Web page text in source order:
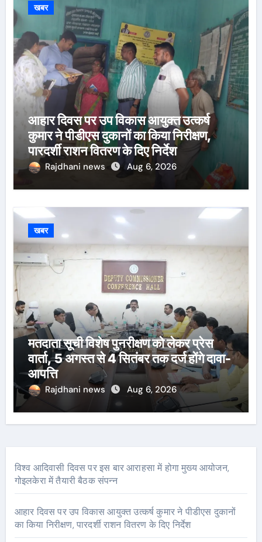
खबर
आहार दिवस पर उप विकास आयुक्त उत्कर्ष
कुमार ने पीडीएस दुकानों का किया निरीक्षण,
पारदर्शी राशन वितरण के दिए निर्देश
Rajdhani news Aug 6, 2026
खबर
मतदाता सूची विशेष पुनरीक्षण को लेकर प्रेस
वार्ता, 5 अगस्त से 4 सितंबर तक दर्ज होंगे दावा-
आपत्ति
Rajdhani news Aug 6, 2026
विश्व आदिवासी दिवस पर इस बार आराहसा में होगा मुख्य आयोजन,
गोइलकेरा में तैयारी बैठक संपन्न
आहार दिवस पर उप विकास आयुक्त उत्कर्ष कुमार ने पीडीएस दुकानों
का किया निरीक्षण, पारदर्शी राशन वितरण के दिए निर्देश